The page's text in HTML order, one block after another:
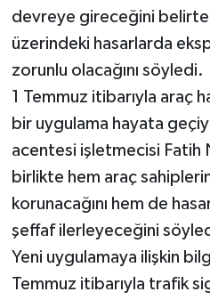
devreye gireceğini
üzerindeki hasarlarda
zorunlu olacağını söyledi.
1 Temmuz itibarıyla araç
bir uygulama hayata
acentesi işletmecisi Fatih
birlikte hem araç
korunacağını hem de
şeffaf ilerleyeceğini
Yeni uygulamaya ilişkin
Temmuz itibarıyla trafik